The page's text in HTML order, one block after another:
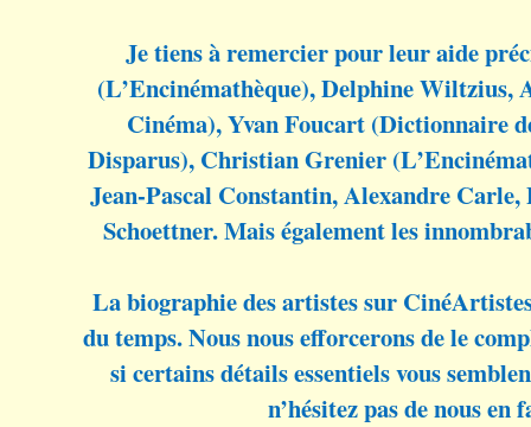
Je tiens à remercier pour leur aide
(L’Encinémathèque), Delphine Wiltzius,
Cinéma), Yvan Foucart (Dictionnaire
Disparus), Christian Grenier
Jean-Pascal Constantin, Alexandre
Schoettner. Mais également les
La biographie des artistes sur
du temps. Nous nous efforcerons de le
si certains détails essentiels vous
n’hésitez pas de nous en